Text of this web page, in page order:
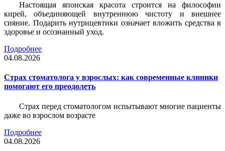
Настоящая японская красота строится на философии
кирей, объединяющей внутреннюю чистоту и внешнее
сияние. Подарить нутрицевтики означает вложить средства в
здоровье и осознанный уход.
Подробнее
04.08.2026
Страх стоматолога у взрослых: как современные клиники
помогают его преодолеть
Страх перед стоматологом испытывают многие пациенты
даже во взрослом возрасте
Подробнее
04.08.2026